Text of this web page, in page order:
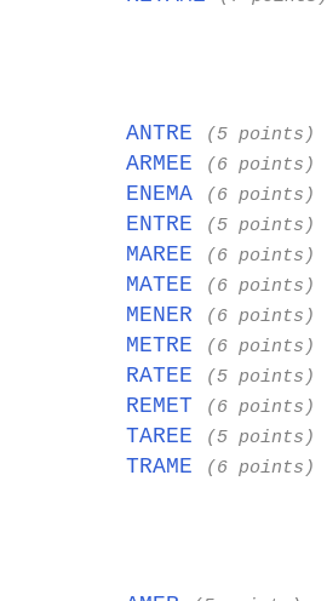
ANTRE (5 points)
ARMEE (6 points)
ENEMA (6 points)
ENTRE (5 points)
MAREE (6 points)
MATEE (6 points)
MENER (6 points)
METRE (6 points)
RATEE (5 points)
REMET (6 points)
TAREE (5 points)
TRAME (6 points)